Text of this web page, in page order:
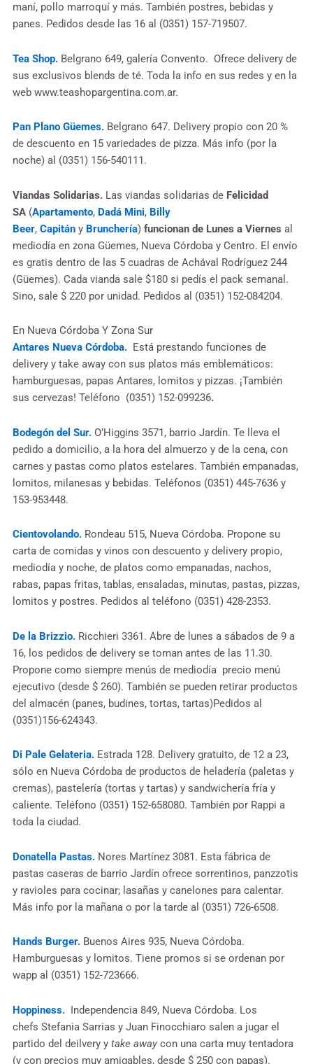
maní, pollo marroquí y más. También postres, bebidas y
panes. Pedidos desde las 16 al (0351) 157-719507.
Tea Shop. Belgrano 649, galería Convento. Ofrece delivery de
sus exclusivos blends de té. Toda la info en sus redes y en la
web www.teashopargentina.com.ar.
Pan Plano Güemes. Belgrano 647. Delivery propio con 20 %
de descuento en 15 variedades de pizza. Más info (por la
noche) al (0351) 156-540111.
Viandas Solidarias. Las viandas solidarias de Felicidad
SA (Apartamento, Dadá Mini, Billy
Beer, Capitán y Brunchería) funcionan de Lunes a Viernes al
mediodía en zona Güemes, Nueva Córdoba y Centro. El envío
es gratis dentro de las 5 cuadras de Achával Rodríguez 244
(Güemes). Cada vianda sale $180 si pedís el pack semanal.
Sino, sale $ 220 por unidad. Pedidos al (0351) 152-084204.
En Nueva Córdoba Y Zona Sur
Antares Nueva Córdoba. Está prestando funciones de
delivery y take away con sus platos más emblemáticos:
hamburguesas, papas Antares, lomitos y pizzas. ¡También
sus cervezas! Teléfono (0351) 152-099236.
Bodegón del Sur. O’Higgins 3571, barrio Jardín. Te lleva el
pedido a domicilio, a la hora del almuerzo y de la cena, con
carnes y pastas como platos estelares. También empanadas,
lomitos, milanesas y bebidas. Teléfonos (0351) 445-7636 y
153-953448.
Cientovolando. Rondeau 515, Nueva Córdoba. Propone su
carta de comidas y vinos con descuento y delivery propio,
mediodía y noche, de platos como empanadas, nachos,
rabas, papas fritas, tablas, ensaladas, minutas, pastas, pizzas,
lomitos y postres. Pedidos al teléfono (0351) 428-2353.
De la Brizzio. Ricchieri 3361. Abre de lunes a sábados de 9 a
16, los pedidos de delivery se toman antes de las 11.30.
Propone como siempre menús de mediodía precio menú
ejecutivo (desde $ 260). También se pueden retirar productos
del almacén (panes, budines, tortas, tartas)Pedidos al
(0351)156-624343.
Di Pale Gelateria. Estrada 128. Delivery gratuito, de 12 a 23,
sólo en Nueva Córdoba de productos de heladería (paletas y
cremas), pastelería (tortas y tartas) y sandwichería fría y
caliente. Teléfono (0351) 152-658080. También por Rappi a
toda la ciudad.
Donatella Pastas. Nores Martínez 3081. Esta fábrica de
pastas caseras de barrio Jardín ofrece sorrentinos, panzzotis
y ravioles para cocinar; lasañas y canelones para calentar.
Más info por la mañana o por la tarde al (0351) 726-6508.
Hands Burger. Buenos Aires 935, Nueva Córdoba.
Hamburguesas y lomitos. Tiene promos si se ordenan por
wapp al (0351) 152-723666.
Hoppiness. Independencia 849, Nueva Córdoba. Los
chefs Stefania Sarrias y Juan Finocchiaro salen a jugar el
partido del deilvery y take away con una carta muy tentadora
(y con precios muy amigables, desde $ 250 con papas).